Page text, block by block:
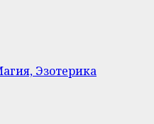
Эзотерика